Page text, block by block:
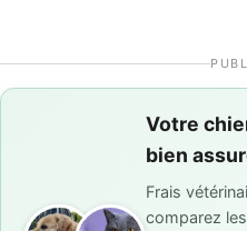
Votre
bien
Frais
comparez